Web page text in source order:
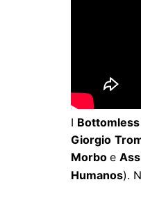
I Bottomless
Giorgio
Morbo e
Humanos).